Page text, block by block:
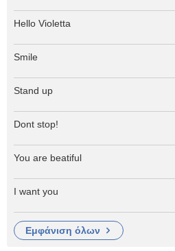
Hello Violetta
Smile
Stand up
Dont stop!
You are beatiful
I want you
εμφάνιση όλων